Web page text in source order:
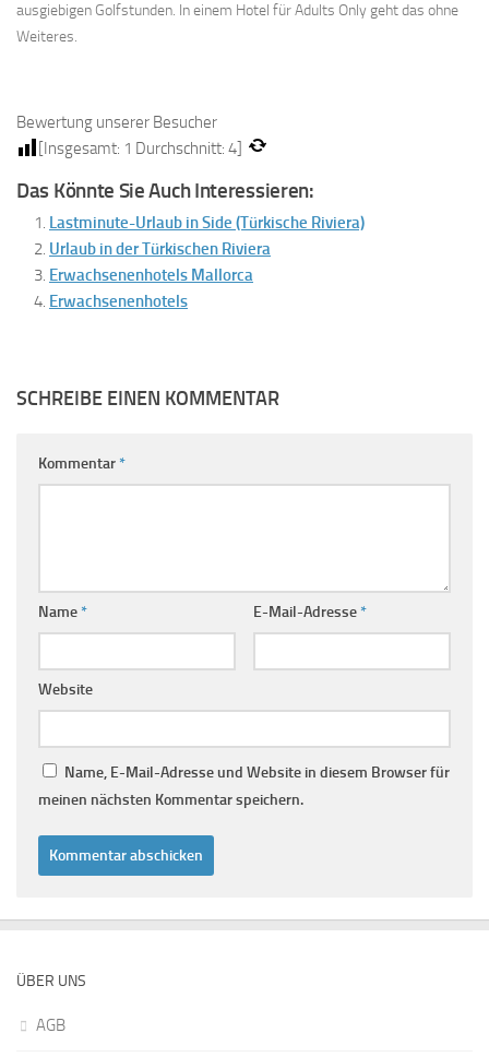
ausgiebigen Golfstunden. In einem Hotel für Adults Only geht das ohne
Weiteres.
Bewertung unserer Besucher
[Insgesamt: 1 Durchschnitt: 4]
Das Könnte Sie Auch Interessieren:
Lastminute-Urlaub in Side (Türkische Riviera)
Urlaub in der Türkischen Riviera
Erwachsenenhotels Mallorca
Erwachsenenhotels
SCHREIBE EINEN KOMMENTAR
Kommentar*
Name* E-Mail-Adresse*
Website
Name, E-Mail-Adresse und Website in diesem Browser für
meinen nächsten Kommentar speichern.
ÜBER UNS
AGB